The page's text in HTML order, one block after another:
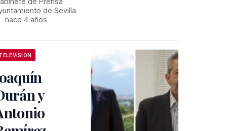
de Sevilla
hace 4 años
y